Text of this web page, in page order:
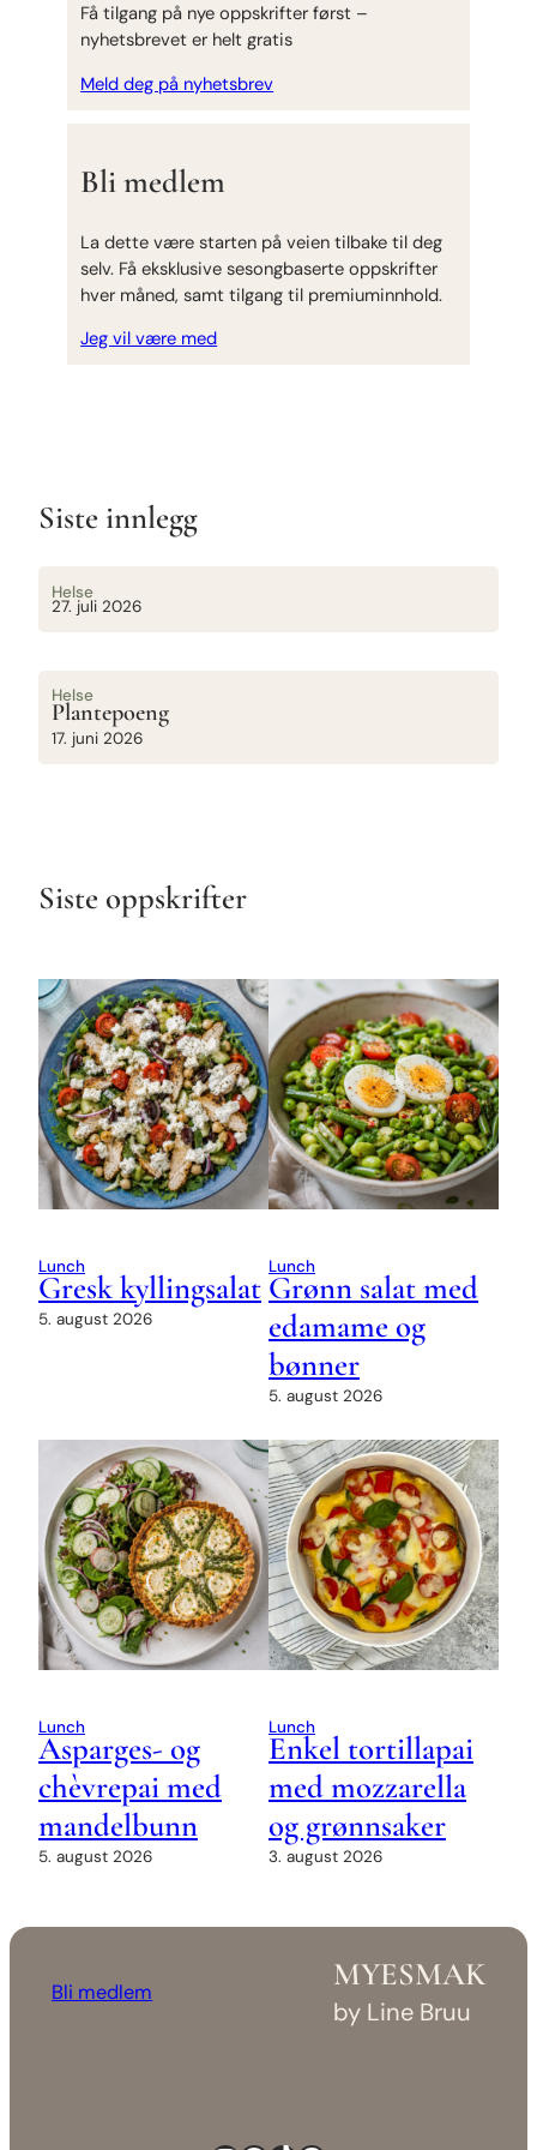
Få tilgang på nye oppskrifter først –
nyhetsbrevet er helt gratis
Meld deg på nyhetsbrev
Bli medlem
La dette være starten på veien tilbake til deg
selv. Få eksklusive sesongbaserte oppskrifter
hver måned, samt tilgang til premiuminnhold.
Jeg vil være med
Siste innlegg
Helse
27. juli 2026
Helse
Plantepoeng
17. juni 2026
Siste oppskrifter
Lunch
Gresk kyllingsalat
5. august 2026
Lunch
Grønn salat med
edamame og
bønner
5. august 2026
Lunch
Asparges- og
chèvrepai med
mandelbunn
5. august 2026
Lunch
Enkel tortillapai
med mozzarella
og grønnsaker
3. august 2026
Bli medlem MYESMAK
by Line Bruu